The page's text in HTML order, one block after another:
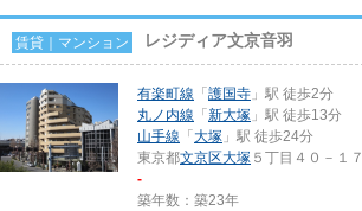
賃貸｜マンション レジディア文京音羽
有楽町線 「 護国寺 」駅 徒歩2分
丸ノ内線 「 新大塚 」駅 徒歩13分
山手線 「 大塚 」駅 徒歩24分
東京都文京区大塚 ５丁目４０－１７
-
築年数：築23年